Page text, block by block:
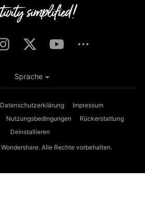
Datenschutzerklärung
Impressum
Nutzungsbedingungen
Rückerstattung
Deinstallieren
Wondershare. Alle Rechte vorbehalten.
Sprache